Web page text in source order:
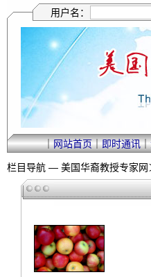
用户名：
｜网站首页｜即时通讯｜
栏目导航 — 美国华裔教授专家网